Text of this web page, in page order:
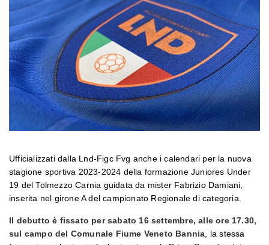
Ufficializzati dalla Lnd-Figc Fvg anche i calendari per la nuova
stagione sportiva 2023-2024 della formazione Juniores Under
19 del Tolmezzo Carnia guidata da mister Fabrizio Damiani,
inserita nel girone A del campionato Regionale di categoria.
Il debutto è fissato per sabato 16 settembre, alle ore 17.30,
sul campo del Comunale Fiume Veneto Bannia, la stessa